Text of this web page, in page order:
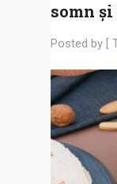
somn
Posted by [